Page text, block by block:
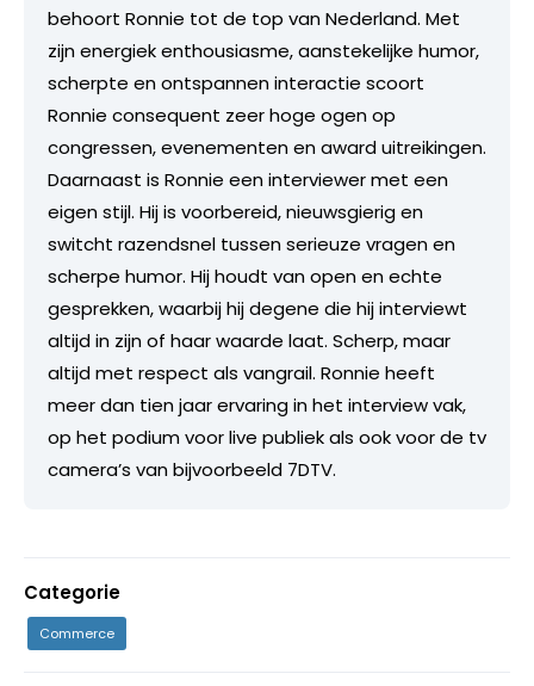
behoort Ronnie tot de top van Nederland. Met
zijn energiek enthousiasme, aanstekelijke humor,
scherpte en ontspannen interactie scoort
Ronnie consequent zeer hoge ogen op
congressen, evenementen en award uitreikingen.
Daarnaast is Ronnie een interviewer met een
eigen stijl. Hij is voorbereid, nieuwsgierig en
switcht razendsnel tussen serieuze vragen en
scherpe humor. Hij houdt van open en echte
gesprekken, waarbij hij degene die hij interviewt
altijd in zijn of haar waarde laat. Scherp, maar
altijd met respect als vangrail. Ronnie heeft
meer dan tien jaar ervaring in het interview vak,
op het podium voor live publiek als ook voor de tv
camera’s van bijvoorbeeld 7DTV.
Categorie
Commerce